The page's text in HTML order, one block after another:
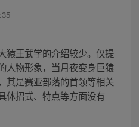
猿王武学的介绍较少。仅提
人物形象，当月夜变身巨猿
其是赛亚部落的首领等相关
体招式、特点等方面没有